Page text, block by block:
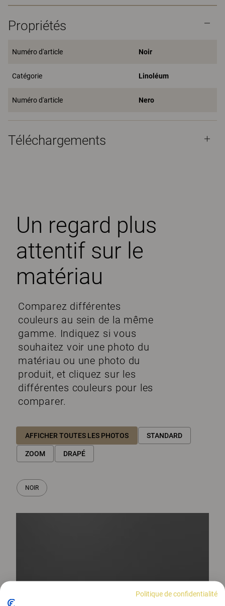
Propriétés
Numéro d'article Noir
Catégorie Linoléum
Numéro d'article Nero
Téléchargements
Un regard plus
attentif sur le
matériau
Comparez différentes
couleurs au sein de la même
gamme. Indiquez si vous
souhaitez voir une photo du
matériau ou une photo du
produit, et cliquez sur les
différentes couleurs pour les
comparer.
AFFICHER TOUTES LES PHOTOS STANDARD
ZOOM DRAPÉ
NOIR
Politique de confidentialité